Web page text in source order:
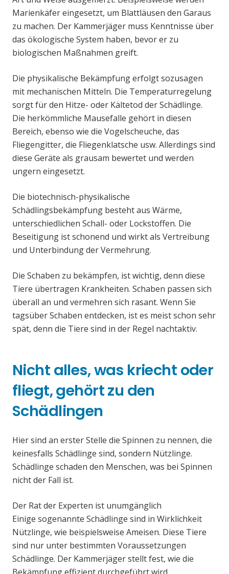
Marienkäfer eingesetzt, um Blattläusen den Garaus
zu machen. Der Kammerjäger muss Kenntnisse über
das ökologische System haben, bevor er zu
biologischen Maßnahmen greift.
Die physikalische Bekämpfung erfolgt sozusagen
mit mechanischen Mitteln. Die Temperaturregelung
sorgt für den Hitze- oder Kältetod der Schädlinge.
Die herkömmliche Mausefalle gehört in diesen
Bereich, ebenso wie die Vogelscheuche, das
Fliegengitter, die Fliegenklatsche usw. Allerdings sind
diese Geräte als grausam bewertet und werden
ungern eingesetzt.
Die biotechnisch-physikalische
Schädlingsbekämpfung besteht aus Wärme,
unterschiedlichen Schall- oder Lockstoffen. Die
Beseitigung ist schonend und wirkt als Vertreibung
und Unterbindung der Vermehrung.
Die Schaben zu bekämpfen, ist wichtig, denn diese
Tiere übertragen Krankheiten. Schaben passen sich
überall an und vermehren sich rasant. Wenn Sie
tagsüber Schaben entdecken, ist es meist schon sehr
spät, denn die Tiere sind in der Regel nachtaktiv.
Nicht alles, was kriecht oder
fliegt, gehört zu den
Schädlingen
Hier sind an erster Stelle die Spinnen zu nennen, die
keinesfalls Schädlinge sind, sondern Nützlinge.
Schädlinge schaden den Menschen, was bei Spinnen
nicht der Fall ist.
Der Rat der Experten ist unumgänglich
Einige sogenannte Schädlinge sind in Wirklichkeit
Nützlinge, wie beispielsweise Ameisen. Diese Tiere
sind nur unter bestimmten Voraussetzungen
Schädlinge. Der Kammerjäger stellt fest, wie die